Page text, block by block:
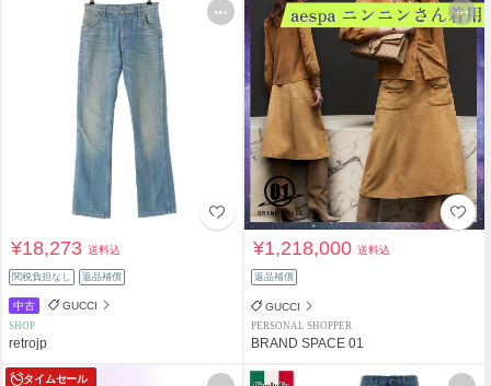
¥18,273送料込
関税負担なし 返品補償
中古 GUCCI
SHOP
retrojp
¥1,218,000送料込
返品補償
GUCCI
PERSONAL SHOPPER
BRAND SPACE 01
タイムセール